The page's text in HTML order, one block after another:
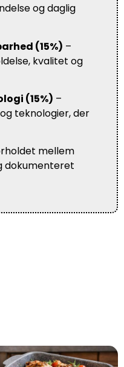
og daglig
(15%) –
kvalitet og
(15%) –
teknologier, der
mellem
dokumenteret